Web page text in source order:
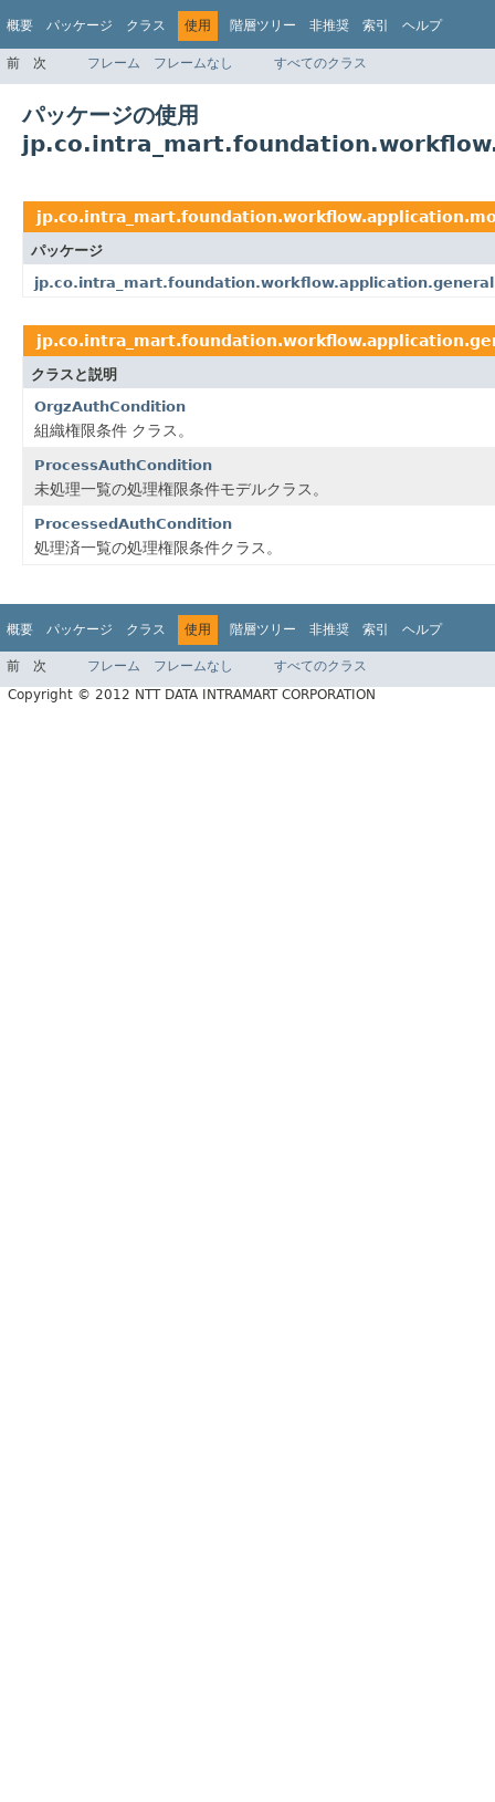
概要 パッケージ クラス 使用 階層ツリー 非推奨 索引 ヘルプ
前 次 フレーム フレームなし すべてのクラス
パッケージの使用
パッケージ
jp.co.intra_mart.foundation.workflow.application.general
クラスと説明
OrgzAuthCondition
組織権限条件 クラス。
ProcessAuthCondition
未処理一覧の処理権限条件モデルクラス。
ProcessedAuthCondition
処理済一覧の処理権限条件クラス。
概要 パッケージ クラス 使用 階層ツリー 非推奨 索引 ヘルプ
前 次 フレーム フレームなし
すべてのクラス
Copyright © 2012 NTT DATA INTRAMART CORPORATION